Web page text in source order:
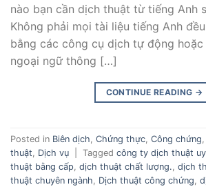
nào bạn cần dịch thuật từ tiếng Anh
Không phải mọi tài liệu tiếng Anh
bằng các công cụ dịch tự động
ngoại ngữ thông […]
CONTINUE READING →
Posted in Biên dịch, Chứng thực, Công chứng,
thuật, Dịch vụ Tagged công ty dịch thuật
thuật bằng cấp, dịch thuật chất lượng., dịch
thuật chuyên ngành, Dịch thuật công chứng,